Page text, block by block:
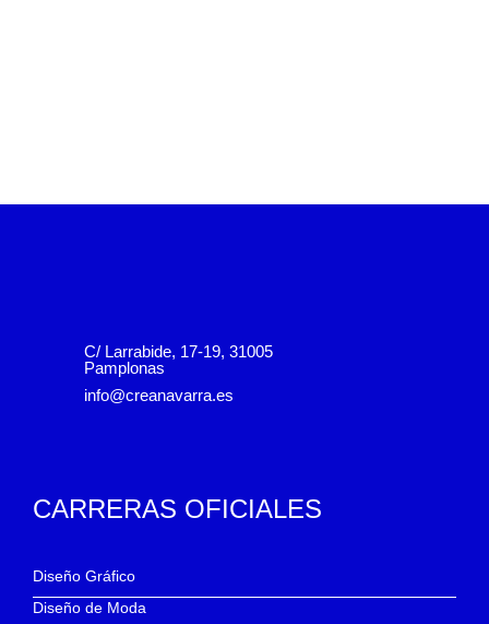
C/ Larrabide, 17-19, 31005
Pamplonas
info@creanavarra.es
CARRERAS OFICIALES
Diseño Gráfico
Diseño de Moda